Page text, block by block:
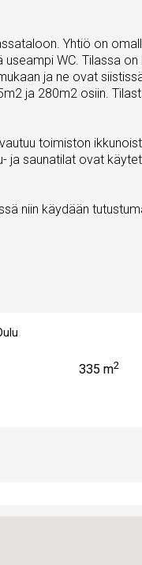
Yhtiö on
WC. Tilassa
ja ne ovat
ja 280m2 osiin.
toimiston
ja saunatilat ovat
niin käydään
335 m2